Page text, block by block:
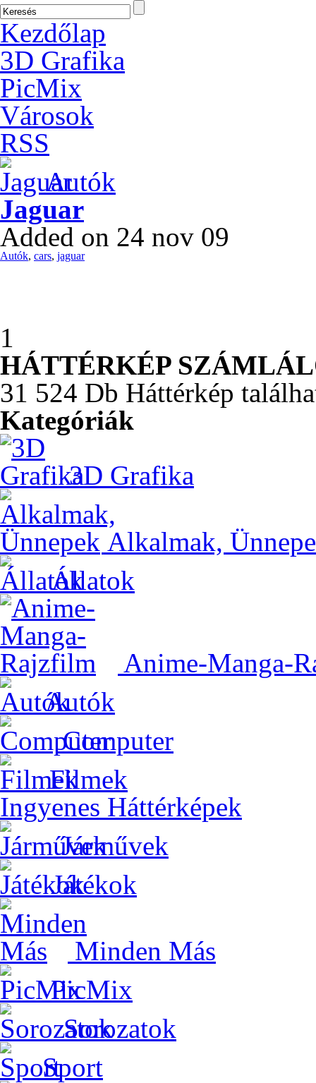
Kezdőlap
3D Grafika
PicMix
Városok
RSS
Autók
Jaguar
Added on 24 nov 09
Autók, cars, jaguar
1
HÁTTÉRKÉP
31 524 Db Háttérkép
Kategóriák
3D Grafika
Alkalmak,
Állatok
Anime-Manga-
Autók
Computer
Filmek
Ingyenes Háttérképek
Járművek
Játékok
Minden Más
PicMix
Sorozatok
Sport